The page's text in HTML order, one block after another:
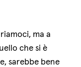
ma a
che si è
sarebbe bene